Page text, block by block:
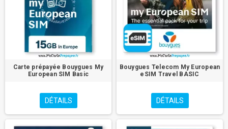
JOURS
Carte SIM Prépayée My European SIM Bouygues Premium+ 60Go +
25€ vers international depuis la FR/UE/DOM - VALIDITE 15 JOURS
Carte prépayée Bouygues My
European SIM Basic
DÉTAILS
Bouygues Telecom My European
eSIM Travel BASIC
DÉTAILS